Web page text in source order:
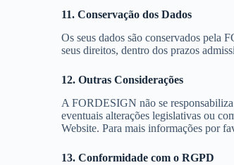
11. Conservação dos Dados
Os seus dados são conservados pela
seus direitos, dentro dos prazos
12. Outras Considerações
A FORDESIGN não se responsabiliza
eventuais alterações legislativas ou
Website. Para mais informações por
13. Conformidade com o RGPD